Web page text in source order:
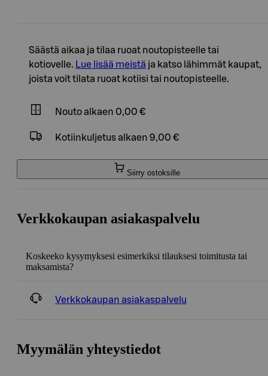
Säästä aikaa ja tilaa ruoat noutopisteelle tai
kotiovelle. Lue lisää meistä ja katso lähimmät kaupat,
joista voit tilata ruoat kotiisi tai noutopisteelle.
Nouto alkaen 0,00 €
Kotiinkuljetus alkaen 9,00 €
Siirry ostoksille
Verkkokaupan asiakaspalvelu
Koskeeko kysymyksesi esimerkiksi tilauksesi toimitusta tai
maksamista?
Verkkokaupan asiakaspalvelu
Myymälän yhteystiedot